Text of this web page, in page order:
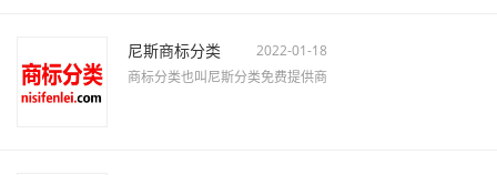
尼斯商标分类
2022-01-18
商标分类也叫尼斯分类免费提供商